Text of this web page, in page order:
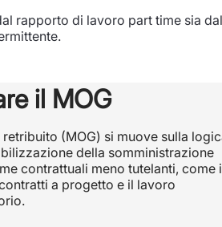
rapporto di lavoro part time sia dal
il MOG
(MOG) si muove sulla
della somministrazione
contrattuali meno tutelanti, come
a progetto e il lavoro